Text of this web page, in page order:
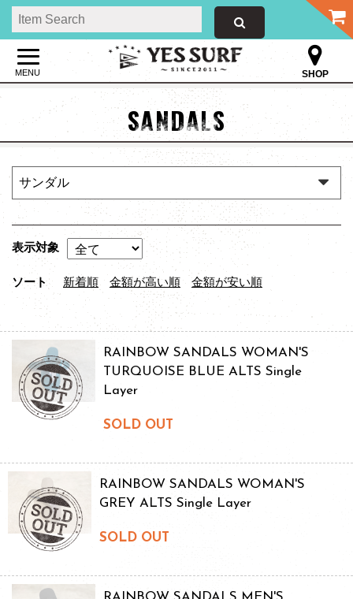
MENU SHOP
SANDALS
表示対象
ソート 新着順 金額が高い順 金額が安い順
RAINBOW SANDALS WOMAN'S
TURQUOISE BLUE ALTS Single
Layer
SOLD OUT
RAINBOW SANDALS WOMAN'S
GREY ALTS Single Layer
SOLD OUT